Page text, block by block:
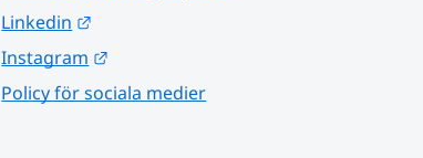
Linkedin
Instagram
Policy för sociala medier